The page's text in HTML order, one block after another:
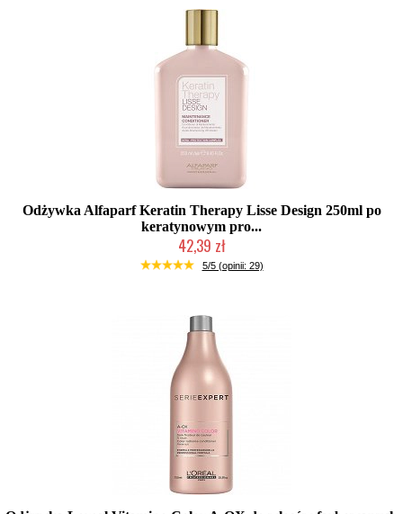
Odżywka Alfaparf Keratin Therapy Lisse Design 250ml po
keratynowym pro...
42,39 zł
Duża ilość (wysyłka w 24h)
5/5 (opinii: 29)